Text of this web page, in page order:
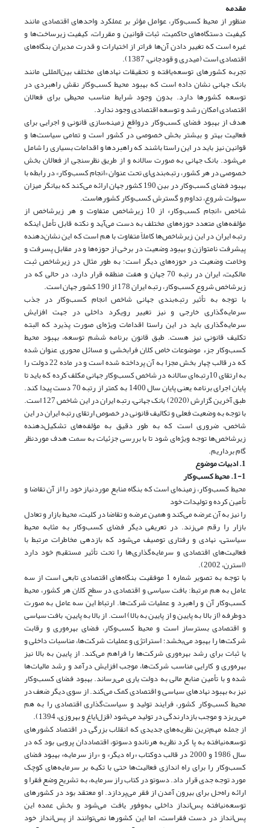
مقدمه
منظور از محیط کسب‌و‌کار، عوامل مؤثر بر عملکرد واحدهای اقتصادی مانند
کیفیت دستگاه‌های حاکمیت، ثبات قوانین و مقررات، کیفیت زیرساخت‌ها و
غیره است که تغییر دادن آن‌ها فراتر از اختیارات و قدرت مدیران بنگاه‌های
اقتصادی است (میدری و قودجانی، 1387).
تجربه کشورهای توسعه‌یافته و تحقیقات نهادهای مختلف بین‌المللی مانند
بانک جهانی نشان داده است که بهبود محیط کسب‌وکار نقش راهبردی در
توسعه کشورها دارد. بدون وجود شرایط مناسب محیطی برای فعالان
اقتصادی امکان رشد و توسعه اقتصادی وجود ندارد.
هدف از بهبود فضای کسب‌و‌کار درواقع زمینه‌سازی قانونی و اجرایی برای
فعالیت بهتر و بیشتر بخش خصوصی در کشور است و تمامی سیاست‌ها و
قوانین نیز باید در این راستا ‌باشند که راهبردها و اقدامات بسیاری را شامل
می‌شود. بانک جهانی به صورت سالانه و از طریق نظرسنجی از فعالان بخش
خصوصی در هر کشور، رتبه‌بندی‌ای تحت عنوان «انجام کسب‌و‌کار» در رابطه با
بهبود فضای کسب‌و‌کار در بین 190 کشور جهان ارائه می‌کند که بیانگر میزان
سهولت شروع، تداوم و گسترش کسب‌و‌کار کشورهاست.
شاخص «انجام کسب‌و‌کار» از 10 زیرشاخص متفاوت و هر زیر‌شاخص از
مؤلفه‌های متعدد حوزه‌های مختلف به دست می‌آید و نکته قابل تأمل اینکه
رتبه ایران در این زیرشاخص‌ها کاملاً متفاوت با هم است که این نشان‌دهنده
پیشرفت نامتوازن و بهبود وضعیت در برخی از حوزه‌ها و در مقابل پسرفت و
وخامت وضعیت در حوزه‌های دیگر است؛ به طور مثال در زیرشاخص ثبت
مالکیت، ایران در رتبه 70 جهان و هفت منطقه قرار دارد، در حالی که در
زیرشاخص شروع کسب‌و‌کار، رتبه ایران 178 از 190 کشور جهان است.
با توجه به تأثیر رتبه‌بندی جهانی شاخص انجام کسب‌و‌کار در جذب
سرمایه‌گذاری خارجی و نیز تغییر رویکرد داخلی در جهت افزایش
سرمایه‌گذاری باید در این راستا اقدامات ویژه‌ای صورت پذیرد که البته
تکلیف قانونی نیز هست. طبق قانون برنامه ششم توسعه، بهبود محیط
کسب‌و‌کار جزء موضوعات خاص کلان فرابخشی و مسائل محوری عنوان شده
که در قالب چهار بخش مجزا به آن پرداخته شده است و در ماده 22 دولت را
به ارتقای 10رتبه‌ای سالانه در شاخص کسب‌و‌کار جهانی مکلف کرده که باید تا
پایان اجرای برنامه یعنی پایان سال 1400 به کمتر از رتبه 70 دست پیدا کند.
طبق آخرین گزارش (2020) بانک جهانی، رتبه ایران در این شاخص 127 است.
با توجه به وضعیت فعلی و تکالیف قانونی در خصوص ارتقای رتبه ایران در این
شاخص، ضروری است که به طور دقیق به مؤلفه‌های تشکیل‌دهنده
زیرشاخص‌ها توجه ویژه‌ای شود تا با بررسی جزئیات به سمت هدف موردنظر
گام برداریم.
1. ادبیات موضوع
1-1. محیط کسب‌و‌کار
محیط کسب‌و‌کار، زمینه‌ای است که بنگاه منابع مورد‌نیاز خود را از آن تقاضا و
تأمین کرده و تولیدات خود
را نیز به آن عرضه می‌کند و همین عرضه و تقاضا در کلیت، محیط بازار و تعادل
بازار را رقم می‌زند. در تعریفی دیگر فضای کسب‌و‌کار به مثابه محیط
سیاستی، نهادی و رفتاری توصیف می‌شود که بازدهی مخاطرات مرتبط با
فعالیت‌های اقتصادی و سرمایه‌گذاری‌ها را تحت تأثیر مستقیم خود دارد
(استرن، 2002).
با توجه به تصویر شماره 1 موفقیت بنگاه‌های اقتصادی تابعی است از سه
عامل به هم مرتبط: بافت سیاسی و اقتصادی در سطح کلان هر کشور، محیط
کسب‌و‌کار آن و راهبرد و عملیات شرکت‌ها. ارتباط این سه عامل به صورت
دو‌طرفه (از بالا به پایین و از پایین به بالا) است. از بالا به پایین، بافت سیاسی
و اقتصادی بسترساز است و محیط کسب‌و‌کار، فضای بهره‌وری و رقابت
شرکت‌ها را بهبود می‌بخشد؛ استراتژی و عملیات شرکت‌ها، مناسبات داخلی و
یا ثبات برای رشد بهره‌وری شرکت‌ها را فراهم می‌کند. از پایین به بالا نیز
بهره‌وری و کارایی مناسب شرکت‌ها، موجب افزایش درآمد و رشد مالیات‌ها
شده و با تأمین منابع مالی به دولت یاری می‌رساند. بهبود فضای کسب‌و‌کار
نیز به بهبود نهادهای سیاسی و اقتصادی کمک می‌کند. از سوی دیگر ضعف در
محیط کسب‌و‌کار کشور، فرایند تولید و سیاست‌گذاری اقتصادی را به هم
می‌ریزد و موجب بازدارندگی در تولید می‌شود (قزل‌ایاغ و بهروزی، 1394).
از جمله مهم‌ترین نظریه‌های جدیدی که انقلاب بزرگی در اقتصاد کشورهای
توسعه‌نیافته به پا کرد نظریه هرناندو دسوتو، اقتصاددان پرویی بود که در
سال 1986 و 2000 در قالب دوکتاب «راه دیگر» و «راز سرمایه» بهبود فضای
کسب‌و‌کار را برای راه اندازی فعالیت‌ها حتی با تکیه بر سرمایه‌های کوچک
مورد توجه جدی قرار داد. دسوتو در کتاب راز سرمایه، به تشریح وضع فقرا و
ارائه راه‌حل برای بیرون آمدن از فقر می‌پردازد. او معتقد بود در کشورهای
توسعه‌نیافته پس‌انداز داخلی به‌وفور یافت می‌شود و بخش عمده این
پس‌انداز در دست فقراست، اما این کشورها نمی‌توانند از پس‌انداز خود